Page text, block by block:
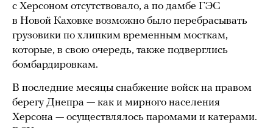
с Херсоном отсутствовало, а по дамбе ГЭС
в Новой Каховке возможно было перебрасывать
грузовики по хлипким временным мосткам,
которые, в свою очередь, также подверглись
бомбардировкам.
В последние месяцы снабжение войск на правом
берегу Днепра — как и мирного населения
Херсона — осуществлялось паромами и катерами.